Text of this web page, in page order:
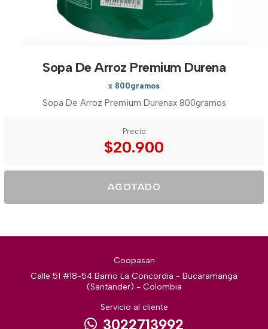
Sopa De Arroz Premium Durena
x 800gramos
Sopa De Arroz Premium Durenax 800gramos
Precio
$20.900
AGOTADO
Coopasan
Calle 51 #18-54 Barrio La Concordia - Bucaramanga
(Santander) - Colombia
Servicio al cliente
3022713992